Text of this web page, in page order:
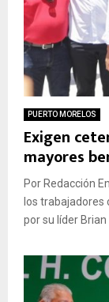
PUERTO MORELOS
Exigen
mayores
Por Redacción
los
por su líder